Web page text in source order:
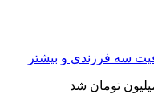
سه فرزندی و بیشتر